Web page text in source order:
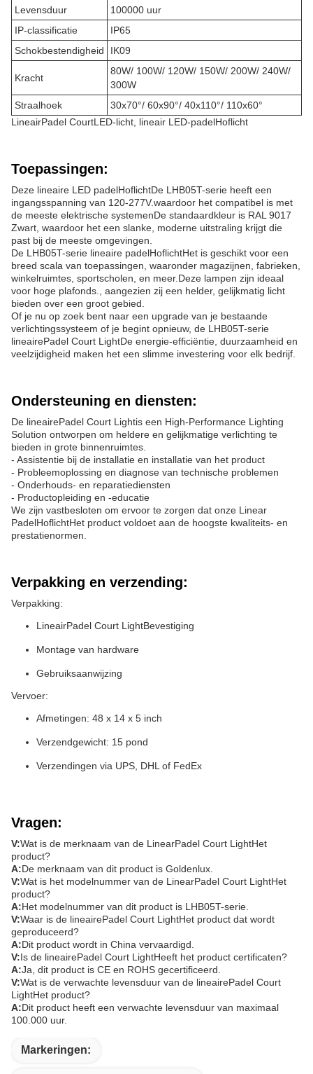
Levensduur
100000 uur
IP-classificatie
IP65
Schokbestendigheid
IK09
Kracht
80W/ 100W/ 120W/ 150W/ 200W/ 240W/
300W
Straalhoek
30x70°/ 60x90°/ 40x110°/ 110x60°
LineairPadel CourtLED-licht, lineair LED-padelHoflicht
Toepassingen:
Deze lineaire LED padelHoflichtDe LHB05T-serie heeft een
ingangsspanning van 120-277V.waardoor het compatibel is met
de meeste elektrische systemenDe standaardkleur is RAL 9017
Zwart, waardoor het een slanke, moderne uitstraling krijgt die
past bij de meeste omgevingen.
De LHB05T-serie lineaire padelHoflichtHet is geschikt voor een
breed scala van toepassingen, waaronder magazijnen, fabrieken,
winkelruimtes, sportscholen, en meer.Deze lampen zijn ideaal
voor hoge plafonds., aangezien zij een helder, gelijkmatig licht
bieden over een groot gebied.
Of je nu op zoek bent naar een upgrade van je bestaande
verlichtingssysteem of je begint opnieuw, de LHB05T-serie
lineairePadel Court LightDe energie-efficiëntie, duurzaamheid en
veelzijdigheid maken het een slimme investering voor elk bedrijf.
Ondersteuning en diensten:
De lineairePadel Court Lightis een High-Performance Lighting
Solution ontworpen om heldere en gelijkmatige verlichting te
bieden in grote binnenruimtes.
- Assistentie bij de installatie en installatie van het product
- Probleemoplossing en diagnose van technische problemen
- Onderhouds- en reparatiediensten
- Productopleiding en -educatie
We zijn vastbesloten om ervoor te zorgen dat onze Linear
PadelHoflichtHet product voldoet aan de hoogste kwaliteits- en
prestatienormen.
Verpakking en verzending:
Verpakking:
LineairPadel Court LightBevestiging
Montage van hardware
Gebruiksaanwijzing
Vervoer:
Afmetingen: 48 x 14 x 5 inch
Verzendgewicht: 15 pond
Verzendingen via UPS, DHL of FedEx
Vragen:
V:Wat is de merknaam van de LinearPadel Court LightHet
product?
A:De merknaam van dit product is Goldenlux.
V:Wat is het modelnummer van de LinearPadel Court LightHet
product?
A:Het modelnummer van dit product is LHB05T-serie.
V:Waar is de lineairePadel Court LightHet product dat wordt
geproduceerd?
A:Dit product wordt in China vervaardigd.
V:Is de lineairePadel Court LightHeeft het product certificaten?
A:Ja, dit product is CE en ROHS gecertificeerd.
V:Wat is de verwachte levensduur van de lineairePadel Court
LightHet product?
A:Dit product heeft een verwachte levensduur van maximaal
100.000 uur.
Markeringen: